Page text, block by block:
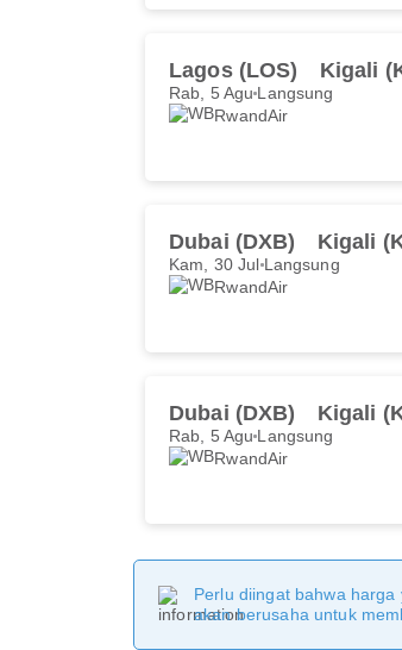
Lagos (LOS) Kigali
Rab, 5 Agu Langsung
RwandAir
Dubai (DXB) Kigali
Kam, 30 Jul Langsung
RwandAir
Dubai (DXB) Kigali
Rab, 5 Agu Langsung
RwandAir
Perlu diingat bahwa
akan berusaha untuk